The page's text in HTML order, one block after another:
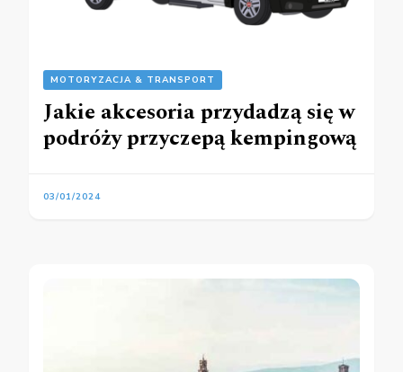
MOTORYZACJA & TRANSPORT
Jakie akcesoria przydadzą się w
podróży przyczepą kempingową
03/01/2024